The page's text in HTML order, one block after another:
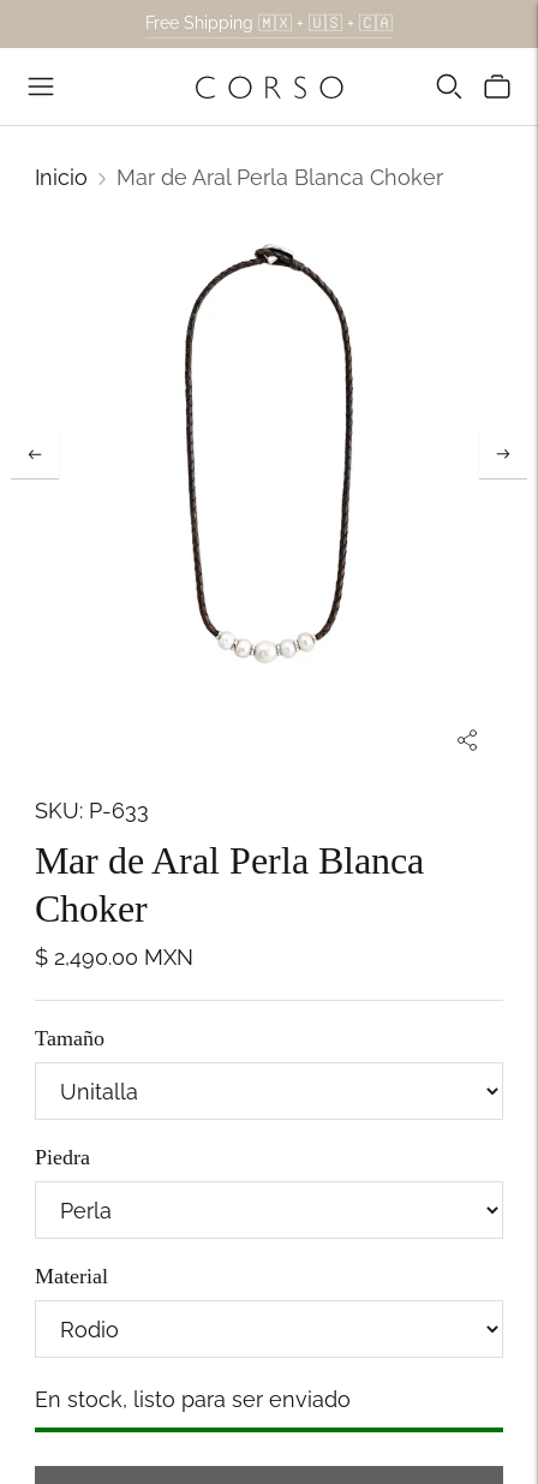
Free Shipping 🇲🇽 + 🇺🇸 + 🇨🇦
Inicio Mar de Aral Perla Blanca Choker
SKU: P-633
Mar de Aral Perla Blanca
Choker
$ 2,490.00 MXN
Tamaño
Piedra
Material
Stock
En stock, listo para ser enviado